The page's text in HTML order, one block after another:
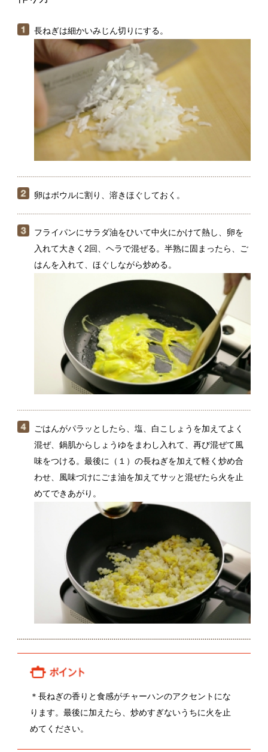
卵はボウルに割り、溶きほぐしておく。
フライパンにサラダ油をひいて中火にかけて熱し、卵を
入れて大きく2回、ヘラで混ぜる。半熟に固まったら、ご
ごはんがパラッとしたら、塩、白こしょうを加えてよく
混ぜ、鍋肌からしょうゆをまわし入れて、再び混ぜて風
味をつける。最後に（１）の長ねぎを加えて軽く炒め合
わせ、風味づけにごま油を加えてサッと混ぜたら火を止
めてできあがり。
＊長ねぎの香りと食感がチャーハンのアクセントにな
ります。最後に加えたら、炒めすぎないうちに火を止
めてください。